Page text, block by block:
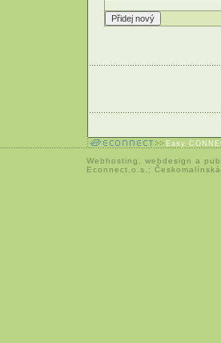
Easy
Webhosting webdesign a
Econnect,o.s.;